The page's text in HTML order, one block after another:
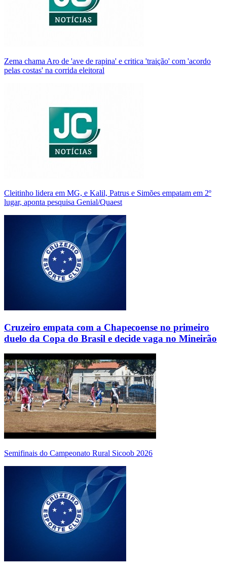
Zema chama Aro de 'ave de rapina' e critica 'traição' com 'acordo
pelas costas' na corrida eleitoral
Cleitinho lidera em MG, e Kalil, Patrus e Simões empatam em 2º
lugar, aponta pesquisa Genial/Quaest
Cruzeiro empata com a Chapecoense no primeiro
duelo da Copa do Brasil e decide vaga no Mineirão
Semifinais do Campeonato Rural Sicoob 2026